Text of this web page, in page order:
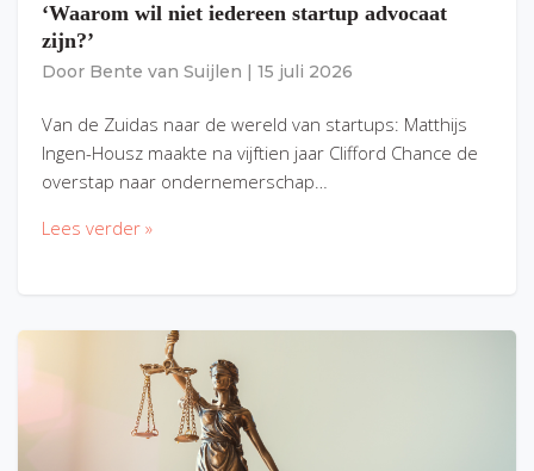
‘Waarom wil niet iedereen startup advocaat
zijn?’
Door Bente van Suijlen 15 juli 2026
Van de Zuidas naar de wereld van startups: Matthijs
Ingen-Housz maakte na vijftien jaar Clifford Chance de
overstap naar ondernemerschap…
Lees verder »